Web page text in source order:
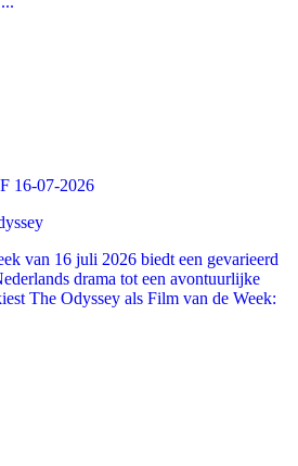
16-07-2026
van 16 juli 2026 biedt een gevarieerd
drama tot een avontuurlijke
The Odyssey als Film van de Week: